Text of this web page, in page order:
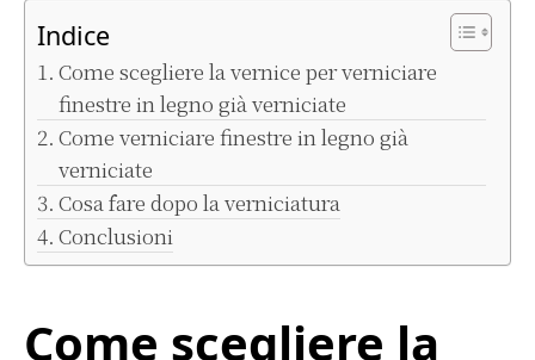
Indice
Come scegliere la vernice per verniciare
finestre in legno già verniciate
Come verniciare finestre in legno già
verniciate
Cosa fare dopo la verniciatura
Conclusioni
Come scegliere la